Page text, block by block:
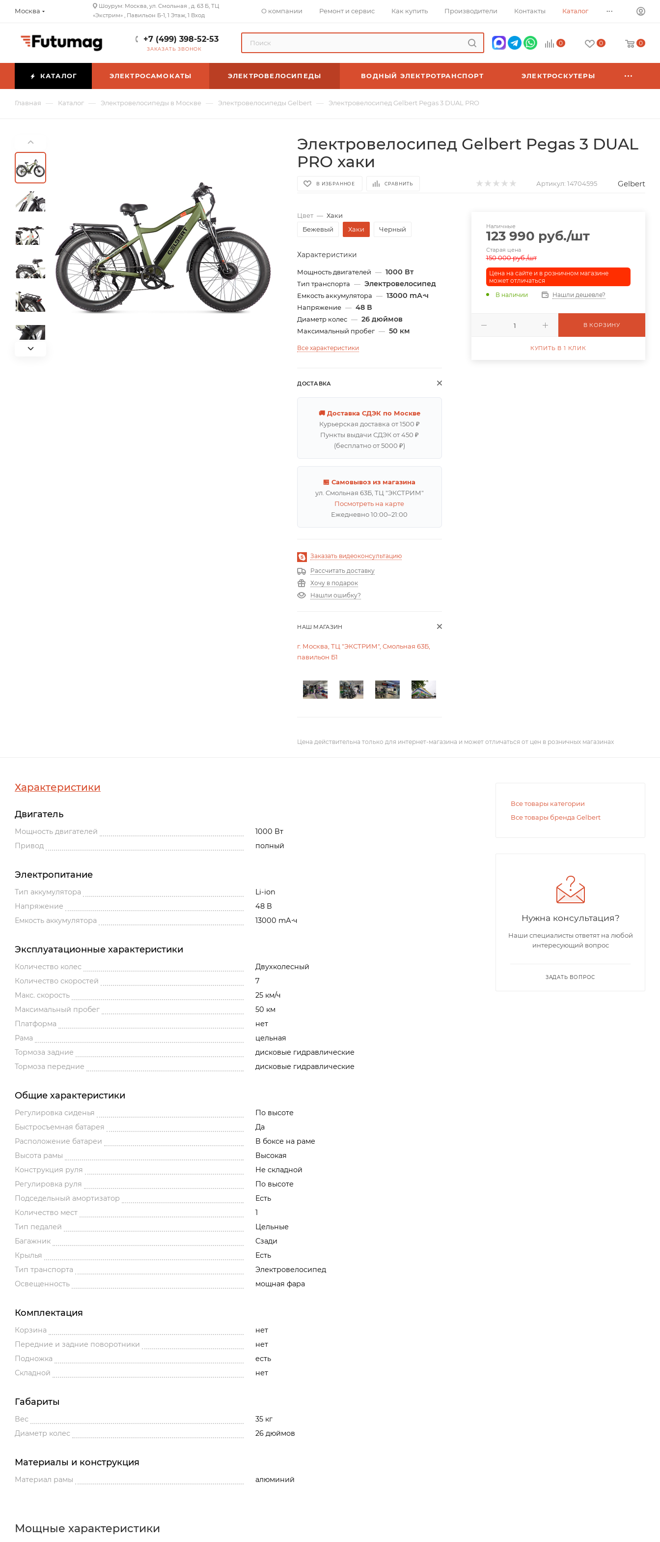
Москва
Шоурум: Москва, ул. Смольная , д. 63 Б, ТЦ
«Экстрим» , Павильон Б-1, 1 Этаж, 1 Вход
О компании Ремонт и сервис Как купить Производители Контакты Каталог ...
+7 (499) 398-52-53
ЗАКАЗАТЬ ЗВОНОК
0 0 0
КАТАЛОГ ЭЛЕКТРОСАМОКАТЫ ЭЛЕКТРОВЕЛОСИПЕДЫ ВОДНЫЙ ЭЛЕКТРОТРАНСПОРТ ЭЛЕКТРОСКУТЕРЫ
Главная — Каталог — Электровелосипеды в Москве — Электровелосипеды Gelbert — Электровелосипед Gelbert Pegas 3 DUAL PRO
Электровелосипед Gelbert Pegas 3 DUAL
PRO хаки
В ИЗБРАННОЕ СРАВНИТЬ Артикул: 14704595 Gelbert
Цвет — Хаки
Бежевый
Хаки Черный
Характеристики
Мощность двигателей — 1000 Вт
Тип транспорта — Электровелосипед
Емкость аккумулятора — 13000 mА⋅ч
Напряжение — 48 В
Диаметр колес — 26 дюймов
Максимальный пробег — 50 км
Все характеристики
ДОСТАВКА
🚚 Доставка СДЭК по Москве
Курьерская доставка от 1500 ₽
Пункты выдачи СДЭК от 450 ₽
(бесплатно от 5000 ₽)
🏪 Самовывоз из магазина
ул. Смольная 63Б, ТЦ "ЭКСТРИМ"
Посмотреть на карте
Ежедневно 10:00–21:00
Заказать видеоконсультацию
Рассчитать доставку
Хочу в подарок
Нашли ошибку?
НАШ МАГАЗИН
г. Москва, ТЦ "ЭКСТРИМ", Смольная 63Б,
павильон Б1
Наличные
123 990 руб./шт
Старая цена
150 000руб./шт
Цена на сайте и в розничном магазине
может отличаться
В наличии
Нашли дешевле?
В КОРЗИНУ
КУПИТЬ В 1 КЛИК
Цена действительна только для интернет-магазина и может отличаться от цен в розничных магазинах
Характеристики
Двигатель
Мощность двигателей
1000 Вт
Привод
полный
Электропитание
Тип аккумулятора
Li-ion
Напряжение
48 В
Емкость аккумулятора
13000 mА⋅ч
Эксплуатационные характеристики
Количество колес
Двухколесный
Количество скоростей
7
Макс. скорость
25 км/ч
Максимальный пробег
50 км
Платформа
нет
Рама
цельная
Тормоза задние
дисковые гидравлические
Тормоза передние
дисковые гидравлические
Общие характеристики
Регулировка сиденья
По высоте
Быстросъемная батарея
Да
Расположение батареи
В боксе на раме
Высота рамы
Высокая
Конструкция руля
Не складной
Регулировка руля
По высоте
Подседельный амортизатор
Есть
Количество мест
1
Тип педалей
Цельные
Багажник
Сзади
Крылья
Есть
Тип транспорта
Электровелосипед
Освещенность
мощная фара
Комплектация
Корзина
нет
Передние и задние поворотники
нет
Подножка
есть
Складной
нет
Габариты
Вес
35 кг
Диаметр колес
26 дюймов
Материалы и конструкция
Материал рамы алюминий
Мощные характеристики
Все товары категории
Все товары бренда Gelbert
Нужна консультация?
Наши специалисты ответят на любой
интересующий вопрос
ЗАДАТЬ ВОПРОС